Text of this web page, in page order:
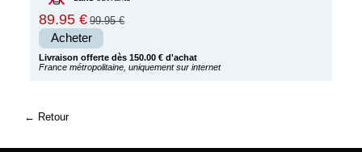
89.95 € 99.95 €
Acheter
Livraison offerte dès 150.00 € d'achat
France métropolitaine, uniquement sur internet
Retour